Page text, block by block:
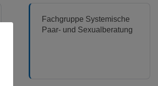
Fachgruppe Systemische
Paar- und Sexualberatung